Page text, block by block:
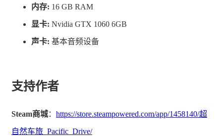
重要旅途提示
无准备之仗
- 每一次驶入禁区都是新的挑战，诡异的天气、未知的地
域是挑战也是机会
内存: 16 GB RAM
显卡: Nvidia GTX 1060 6GB
声卡: 基本音频设备
支持作者
Steam商城： https://store.steampowered.com/app/1458140/超
自然车旅_Pacific_Drive/